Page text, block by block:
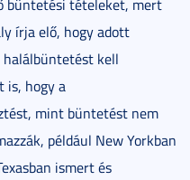
büntetési tételeket, mert
írja elő, hogy adott
halálbüntetést kell
is, hogy a
mint büntetést nem
például New Yorkban
ismert és